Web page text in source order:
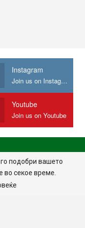
Instagram
Join us on Instagram
Youtube
Join us on Youtube
ИМПРЕСУМ
подобри вашето
во секое време.